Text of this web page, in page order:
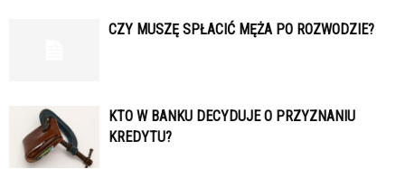
CZY MUSZĘ SPŁACIĆ MĘŻA PO ROZWODZIE?
KTO W BANKU DECYDUJE O PRZYZNANIU
KREDYTU?